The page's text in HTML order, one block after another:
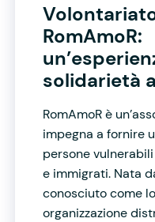
RomAmoR:
solidarietà
RomAmoR è
impegna a fornire
persone
e immigrati. Nata
conosciuto come
organizzazione